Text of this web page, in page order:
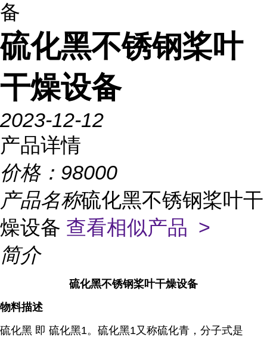
备
硫化黑不锈钢桨叶
干燥设备
2023-12-12
产品详情
价格： 98000
产品名称硫化黑不锈钢桨叶干
燥设备 查看相似产品 >
简介
硫化黑不锈钢桨叶干燥设备
物料描述
硫化黑 即 硫化黑1。硫化黑1又称硫化青，分子式是